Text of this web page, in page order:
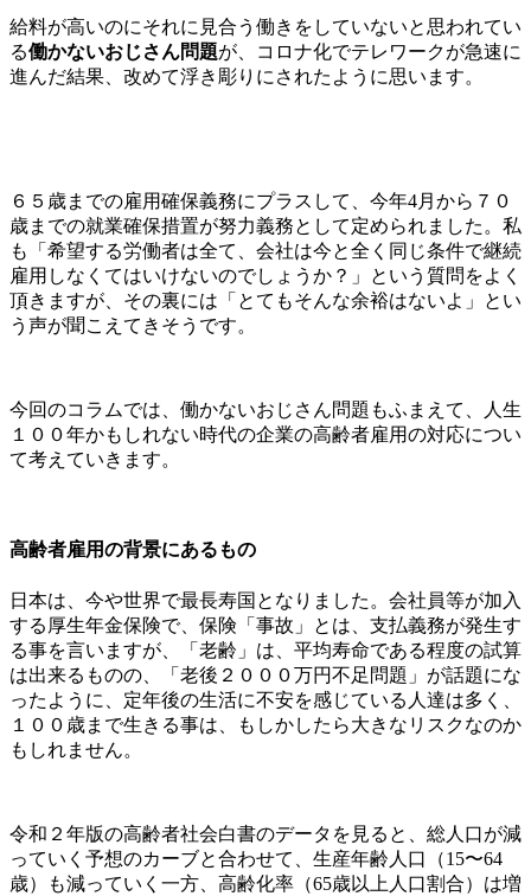
給料が高いのにそれに見合う働きをしていないと思われてい
る働かないおじさん問題が、コロナ化でテレワークが急速に
進んだ結果、改めて浮き彫りにされたように思います。
６５歳までの雇用確保義務にプラスして、今年4月から７０
歳までの就業確保措置が努力義務として定められました。私
も「希望する労働者は全て、会社は今と全く同じ条件で継続
雇用しなくてはいけないのでしょうか？」という質問をよく
頂きますが、その裏には「とてもそんな余裕はないよ」とい
う声が聞こえてきそうです。
今回のコラムでは、働かないおじさん問題もふまえて、人生
１００年かもしれない時代の企業の高齢者雇用の対応につい
て考えていきます。
高齢者雇用の背景にあるもの
日本は、今や世界で最長寿国となりました。会社員等が加入
する厚生年金保険で、保険「事故」とは、支払義務が発生す
る事を言いますが、「老齢」は、平均寿命である程度の試算
は出来るものの、「老後２０００万円不足問題」が話題にな
ったように、定年後の生活に不安を感じている人達は多く、
１００歳まで生きる事は、もしかしたら大きなリスクなのか
もしれません。
令和２年版の高齢者社会白書のデータを見ると、総人口が減
っていく予想のカーブと合わせて、生産年齢人口（15〜64
歳）も減っていく一方、高齢化率（65歳以上人口割合）は増